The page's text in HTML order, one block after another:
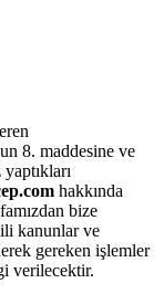
8. maddesine ve
hakkında
bize
kanunlar ve
gereken işlemler
verilecektir.